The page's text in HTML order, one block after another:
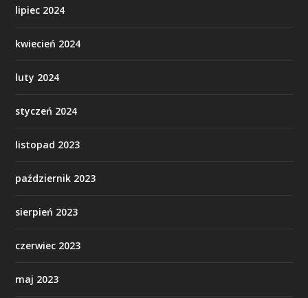
lipiec 2024
kwiecień 2024
luty 2024
styczeń 2024
listopad 2023
październik 2023
sierpień 2023
czerwiec 2023
maj 2023